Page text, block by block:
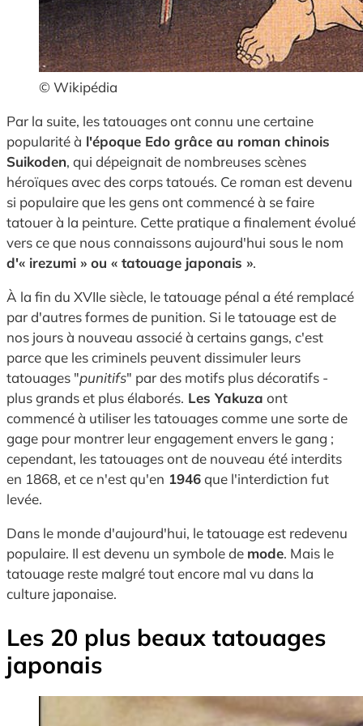
© Wikipédia
Par la suite, les tatouages ont connu une certaine
popularité à l'époque Edo grâce au roman chinois
Suikoden, qui dépeignait de nombreuses scènes
héroïques avec des corps tatoués. Ce roman est devenu
si populaire que les gens ont commencé à se faire
tatouer à la peinture. Cette pratique a finalement évolué
vers ce que nous connaissons aujourd'hui sous le nom
d'« irezumi » ou « tatouage japonais ».
À la fin du XVIIe siècle, le tatouage pénal a été remplacé
par d'autres formes de punition. Si le tatouage est de
nos jours à nouveau associé à certains gangs, c'est
parce que les criminels peuvent dissimuler leurs
tatouages "punitifs" par des motifs plus décoratifs -
plus grands et plus élaborés. Les Yakuza ont
commencé à utiliser les tatouages comme une sorte de
gage pour montrer leur engagement envers le gang ;
cependant, les tatouages ont de nouveau été interdits
en 1868, et ce n'est qu'en 1946que l'interdiction fut
levée.
Dans le monde d'aujourd'hui, le tatouage est redevenu
populaire. Il est devenu un symbole de mode. Mais le
tatouage reste malgré tout encore mal vu dans la
culture japonaise.
Les 20 plus beaux tatouages
japonais